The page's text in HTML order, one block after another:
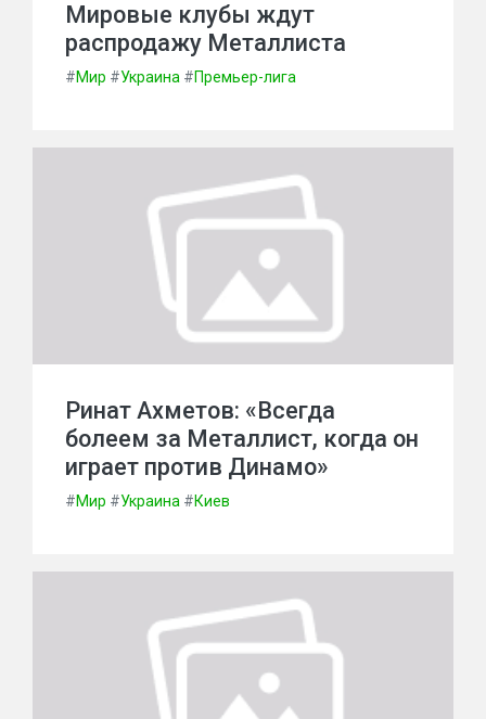
Мировые клубы ждут
распродажу Металлиста
#Мир #Украина #Премьер-лига
Ринат Ахметов: «Всегда
болеем за Металлист, когда он
играет против Динамо»
#Мир #Украина #Киев